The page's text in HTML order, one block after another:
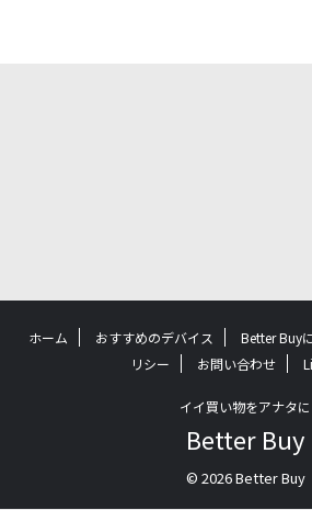
ホーム おすすめのデバイス Better Buy
リシー
お問い合わせ
イイ買い物をアナタに
Better Buy
© 2026 Better Buy